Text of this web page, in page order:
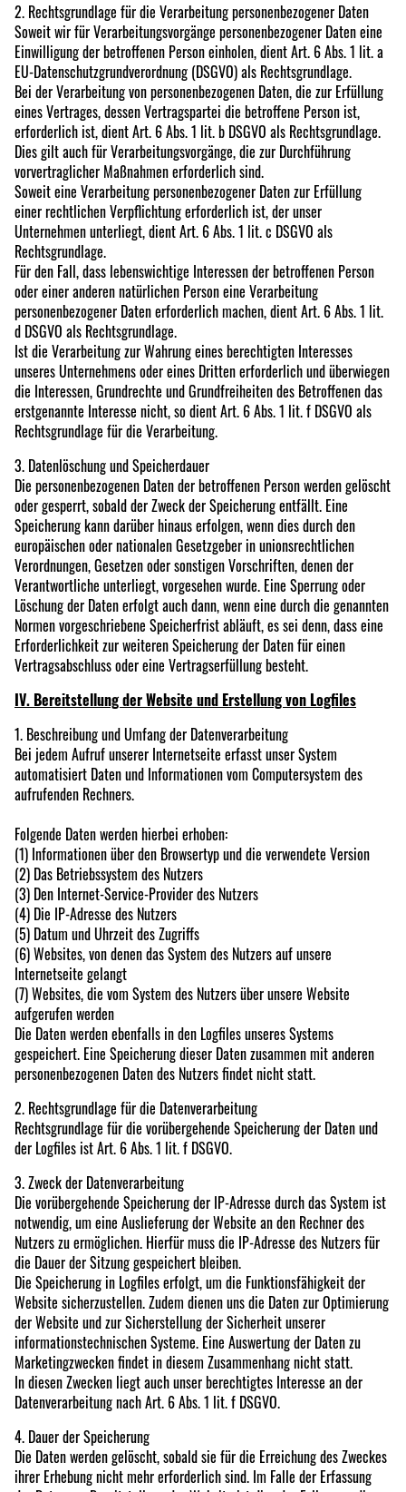
2. Rechtsgrundlage für die Verarbeitung personenbezogener Daten
Soweit wir für Verarbeitungsvorgänge personenbezogener Daten eine
Einwilligung der betroffenen Person einholen, dient Art. 6 Abs. 1 lit. a
EU-Datenschutzgrundverordnung (DSGVO) als Rechtsgrundlage.
Bei der Verarbeitung von personenbezogenen Daten, die zur Erfüllung
eines Vertrages, dessen Vertragspartei die betroffene Person ist,
erforderlich ist, dient Art. 6 Abs. 1 lit. b DSGVO als Rechtsgrundlage.
Dies gilt auch für Verarbeitungsvorgänge, die zur Durchführung
vorvertraglicher Maßnahmen erforderlich sind.
Soweit eine Verarbeitung personenbezogener Daten zur Erfüllung
einer rechtlichen Verpflichtung erforderlich ist, der unser
Unternehmen unterliegt, dient Art. 6 Abs. 1 lit. c DSGVO als
Rechtsgrundlage.
Für den Fall, dass lebenswichtige Interessen der betroffenen Person
oder einer anderen natürlichen Person eine Verarbeitung
personenbezogener Daten erforderlich machen, dient Art. 6 Abs. 1 lit.
d DSGVO als Rechtsgrundlage.
Ist die Verarbeitung zur Wahrung eines berechtigten Interesses
unseres Unternehmens oder eines Dritten erforderlich und überwiegen
die Interessen, Grundrechte und Grundfreiheiten des Betroffenen das
erstgenannte Interesse nicht, so dient Art. 6 Abs. 1 lit. f DSGVO als
Rechtsgrundlage für die Verarbeitung.
3. Datenlöschung und Speicherdauer
Die personenbezogenen Daten der betroffenen Person werden gelöscht
oder gesperrt, sobald der Zweck der Speicherung entfällt. Eine
Speicherung kann darüber hinaus erfolgen, wenn dies durch den
europäischen oder nationalen Gesetzgeber in unionsrechtlichen
Verordnungen, Gesetzen oder sonstigen Vorschriften, denen der
Verantwortliche unterliegt, vorgesehen wurde. Eine Sperrung oder
Löschung der Daten erfolgt auch dann, wenn eine durch die genannten
Normen vorgeschriebene Speicherfrist abläuft, es sei denn, dass eine
Erforderlichkeit zur weiteren Speicherung der Daten für einen
Vertragsabschluss oder eine Vertragserfüllung besteht.
IV. Bereitstellung der Website und Erstellung von Logfiles
1. Beschreibung und Umfang der Datenverarbeitung
Bei jedem Aufruf unserer Internetseite erfasst unser System
automatisiert Daten und Informationen vom Computersystem des
aufrufenden Rechners.
Folgende Daten werden hierbei erhoben:
(1) Informationen über den Browsertyp und die verwendete Version
(2) Das Betriebssystem des Nutzers
(3) Den Internet-Service-Provider des Nutzers
(4) Die IP-Adresse des Nutzers
(5) Datum und Uhrzeit des Zugriffs
(6) Websites, von denen das System des Nutzers auf unsere
Internetseite gelangt
(7) Websites, die vom System des Nutzers über unsere Website
aufgerufen werden
Die Daten werden ebenfalls in den Logfiles unseres Systems
gespeichert. Eine Speicherung dieser Daten zusammen mit anderen
personenbezogenen Daten des Nutzers findet nicht statt.
2. Rechtsgrundlage für die Datenverarbeitung
Rechtsgrundlage für die vorübergehende Speicherung der Daten und
der Logfiles ist Art. 6 Abs. 1 lit. f DSGVO.
3. Zweck der Datenverarbeitung
Die vorübergehende Speicherung der IP-Adresse durch das System ist
notwendig, um eine Auslieferung der Website an den Rechner des
Nutzers zu ermöglichen. Hierfür muss die IP-Adresse des Nutzers für
die Dauer der Sitzung gespeichert bleiben.
Die Speicherung in Logfiles erfolgt, um die Funktionsfähigkeit der
Website sicherzustellen. Zudem dienen uns die Daten zur Optimierung
der Website und zur Sicherstellung der Sicherheit unserer
informationstechnischen Systeme. Eine Auswertung der Daten zu
Marketingzwecken findet in diesem Zusammenhang nicht statt.
In diesen Zwecken liegt auch unser berechtigtes Interesse an der
Datenverarbeitung nach Art. 6 Abs. 1 lit. f DSGVO.
4. Dauer der Speicherung
Die Daten werden gelöscht, sobald sie für die Erreichung des Zweckes
ihrer Erhebung nicht mehr erforderlich sind. Im Falle der Erfassung